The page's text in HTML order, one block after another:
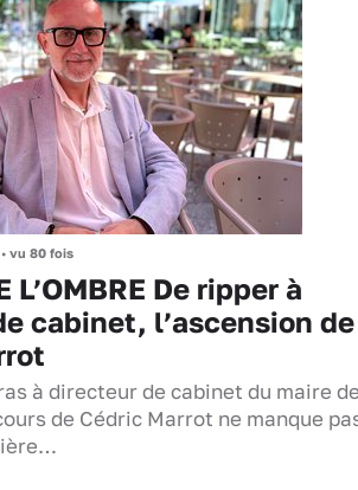
• vu 80 fois
L’OMBRE De ripper à
cabinet, l’ascension de
à directeur de cabinet du maire
de Cédric Marrot ne manque